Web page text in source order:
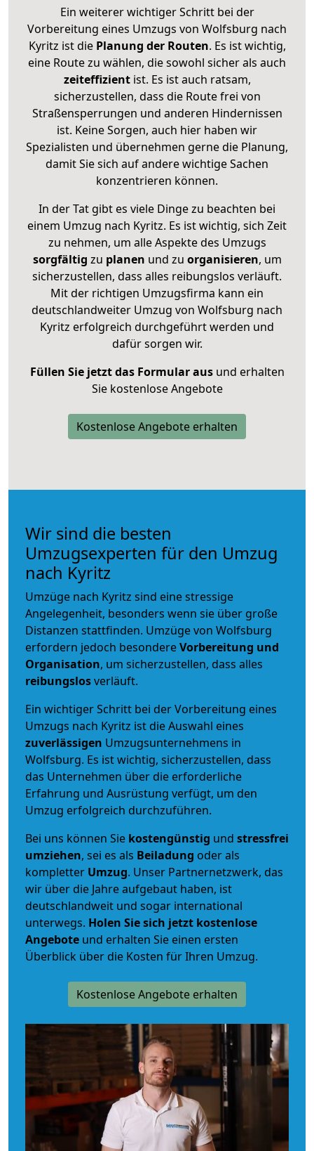
Ein weiterer wichtiger Schritt bei der
Vorbereitung eines Umzugs von Wolfsburg nach
Kyritz ist diePlanung der Routen. Es ist wichtig,
eine Route zu wählen, die sowohl sicher als auch
zeiteffizientist. Es ist auch ratsam,
sicherzustellen, dass die Route frei von
Straßensperrungen und anderen Hindernissen
ist. Keine Sorgen, auch hier haben wir
Spezialisten und übernehmen gerne die Planung,
damit Sie sich auf andere wichtige Sachen
konzentrieren können.
In der Tat gibt es viele Dinge zu beachten bei
einem Umzug nach Kyritz. Es ist wichtig, sich Zeit
zu nehmen, um alle Aspekte des Umzugs
sorgfältig zu planen und zu organisieren, um
sicherzustellen, dass alles reibungslos verläuft.
Mit der richtigen Umzugsfirma kann ein
deutschlandweiter Umzug von Wolfsburg nach
Kyritz erfolgreich durchgeführt werden und
dafür sorgen wir.
Füllen Sie jetzt das Formular ausund erhalten
Sie kostenlose Angebote
Kostenlose Angebote erhalten
Wir sind die besten
Umzugsexperten für den Umzug
nach Kyritz
Umzüge nach Kyritz sind eine stressige
Angelegenheit, besonders wenn sie über große
Distanzen stattfinden. Umzüge von Wolfsburg
erfordern jedoch besondereVorbereitung und
Organisation, um sicherzustellen, dass alles
reibungslosverläuft.
Ein wichtiger Schritt bei der Vorbereitung eines
Umzugs nach Kyritz ist die Auswahl eines
zuverlässigen Umzugsunternehmens in
Wolfsburg. Es ist wichtig, sicherzustellen, dass
das Unternehmen über die erforderliche
Erfahrung und Ausrüstung verfügt, um den
Umzug erfolgreich durchzuführen.
Bei uns können Sie kostengünstig und stressfrei
umziehen, sei es als Beiladung oder als
kompletter Umzug. Unser Partnernetzwerk, das
wir über die Jahre aufgebaut haben, ist
deutschlandweit und sogar international
unterwegs. Holen Sie sich jetzt kostenlose
Angebote und erhalten Sie einen ersten
Überblick über die Kosten für Ihren Umzug.
Kostenlose Angebote erhalten